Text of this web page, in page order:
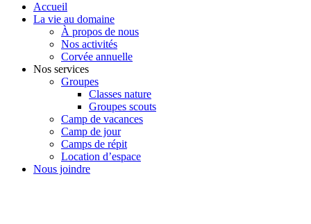
Accueil
La vie au domaine
À propos de nous
Nos activités
Corvée annuelle
Nos services
Groupes
Classes nature
Groupes scouts
Camp de vacances
Camp de jour
Camps de répit
Location d’espace
Nous joindre